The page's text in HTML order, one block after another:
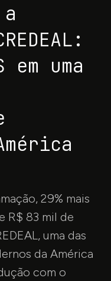
em uma
29% mais
R$ 83 mil de
uma das
da América
com o